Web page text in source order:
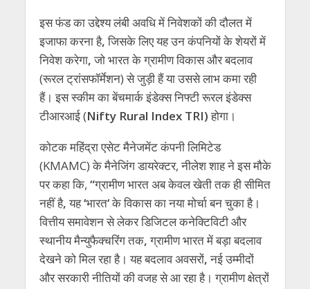
इस फंड का उद्देश्य लंबी अवधि में निवेशकों की दौलत में
इजाफा करना है,जिसके लिए यह उन कंपनियों के शेयरों में
निवेश करेगा,जो भारत के ग्रामीण विकास और बदलाव
(रूरल ट्रांसफॉर्मेशन) से जुड़ी हैं या उससे लाभ कमा रही
हैं। इस स्कीम का बेंचमार्क इंडेक्स निफ्टी रूरल इंडेक्स
टीआरआई (Nifty Rural Index TRI)होगा।
कोटक महिंद्रा एसेट मैनेजमेंट कंपनी लिमिटेड
(KMAMC) के मैनेजिंग डायरेक्टर, नीलेश शाह ने इस मौके
पर कहा कि, “ग्रामीण भारत अब केवल खेती तक ही सीमित
नहीं है,यह‘भारत‘के विकास का नया मोर्चा बन चुका है।
वित्तीय समावेशन से लेकर डिजिटल कनेक्टिविटी और
स्थानीय मैन्युफैक्चरिंग तक,ग्रामीण भारत में बड़ा बदलाव
देखने को मिल रहा है। यह बदलाव अवसरों,नई उम्मीदों
और सरकारी नीतियों की वजह से आ रहा है। ग्रामीण क्षेत्रों